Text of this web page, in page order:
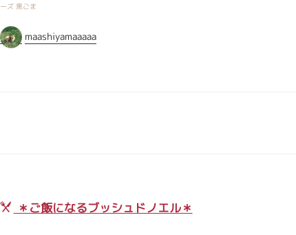
ーズ 黒ごま
maashiyamaaaaa
＊ご飯になるブッシュドノエル＊